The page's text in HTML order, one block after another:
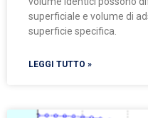
superficiale e volume di
superficie specifica.
LEGGI TUTTO »